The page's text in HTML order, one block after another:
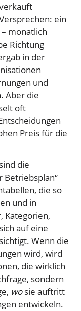
ein
monatlich
Richtung
in der
und
Aber die
oft
Preis für die
die
Betriebsplan“
die so
und in
Kategorien,
auf eine
Wenn die
wird, wird
die wirklich
sondern
wosie auftritt
entwickeln.